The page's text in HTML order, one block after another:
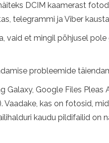
DCIM kaamerast
telegrammi ja Viber
et mingil põhjusel
probleemide
Galaxy, Google Files
kas on fotosid,
kaudu pildifailid on